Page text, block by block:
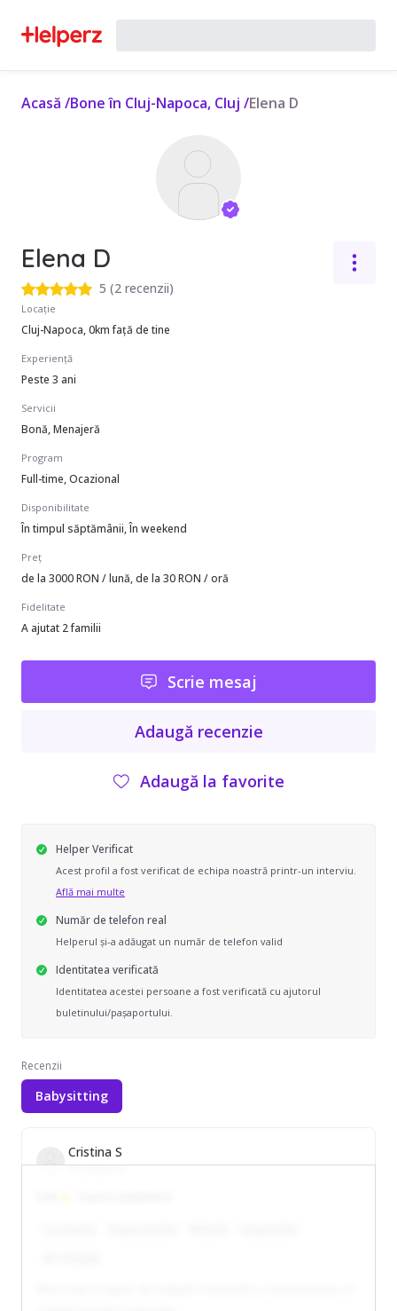
Acasă /Bone în Cluj-Napoca, Cluj /Elena D
Elena D
5 (2 recenzii)
Locație
Cluj-Napoca, 0km față de tine
Experiență
Peste 3 ani
Servicii
Bonă, Menajeră
Program
Full-time, Ocazional
Disponibilitate
În timpul săptămânii, În weekend
Preț
de la 3000 RON / lună, de la 30 RON / oră
Fidelitate
A ajutat 2 familii
Scrie mesaj
Adaugă recenzie
Adaugă la favorite
Helper Verificat
Acest profil a fost verificat de echipa noastră printr-un interviu.
Află mai multe
Număr de telefon real
Helperul și-a adăugat un număr de telefon valid
Identitatea verificată
Identitatea acestei persoane a fost verificată cu ajutorul
buletinului/pașaportului.
Recenzii
Babysitting
Cristina S
Cluj-Napoca